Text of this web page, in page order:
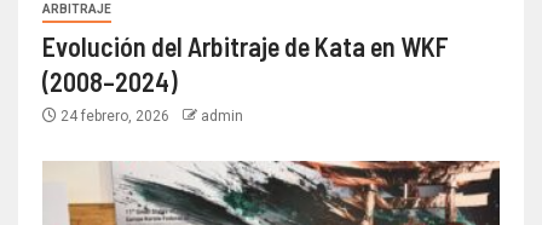
ARBITRAJE
Evolución del Arbitraje de Kata en WKF
(2008–2024)
24 febrero, 2026 admin